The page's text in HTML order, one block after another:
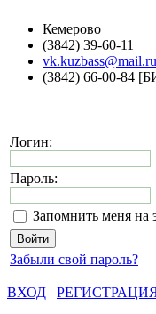
Кемерово
(3842) 39-60-11
vk.kuzbass@mail.ru
(3842) 66-00-84
Логин:
Пароль:
Запомнить меня на
Забыли свой пароль?
ВХОД